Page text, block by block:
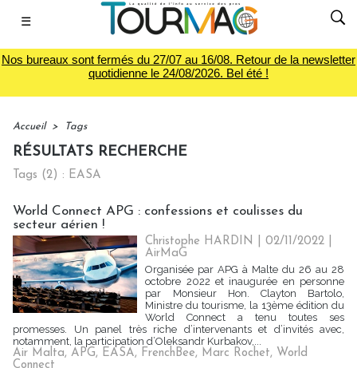
☰
Nos bureaux sont fermés du 27/07 au 16/08. Retour de la newsletter
quotidienne le 24/08/2026. Bel été !
Accueil > Tags
RÉSULTATS RECHERCHE
Tags (2) : EASA
World Connect APG : confessions et coulisses du
secteur aérien !
Christophe HARDIN | 02/11/2022
AirMaG
Organisée par APG à Malte du 26 au 28
octobre 2022 et inaugurée en personne
par Monsieur Hon. Clayton Bartolo,
Ministre du tourisme, la 13ème édition du
World Connect a tenu toutes ses
promesses. Un panel très riche d’intervenants et d’invités avec,
notamment, la participation d’Oleksandr Kurbakov,...
Air Malta, APG, EASA, FrenchBee, Marc Rochet, World
Connect